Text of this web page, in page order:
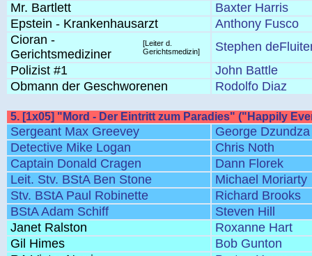
Mr. Bartlett
Baxter Harris
Epstein - Krankenhausarzt
Anthony Fusco
Cioran -
Gerichtsmediziner
[Leiter d.
Gerichtsmedizin]
Stephen
Polizist #1
John Battle
Obmann der Geschworenen
Rodolfo Diaz
5. [1x05] "Mord - Der Eintritt zum Paradies" ("Happily
Sergeant Max Greevey
George Dzundza
Detective Mike Logan
Chris Noth
Captain Donald Cragen
Dann Florek
Leit. Stv. BStA Ben Stone
Michael Moriarty
Stv. BStA Paul Robinette
Richard Brooks
BStA Adam Schiff
Steven Hill
Janet Ralston
Roxanne Hart
Gil Himes
Bob Gunton